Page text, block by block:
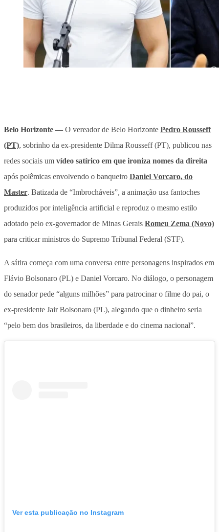
Belo Horizonte — O vereador de Belo Horizonte Pedro Rousseff
(PT), sobrinho da ex-presidente Dilma Rousseff (PT), publicou nas
redes sociais um vídeo satírico em que ironiza nomes da direita
após polêmicas envolvendo o banqueiro Daniel Vorcaro, do
Master. Batizada de “Imbrocháveis”, a animação usa fantoches
produzidos por inteligência artificial e reproduz o mesmo estilo
adotado pelo ex-governador de Minas Gerais Romeu Zema (Novo)
para criticar ministros do Supremo Tribunal Federal (STF).
A sátira começa com uma conversa entre personagens inspirados em
Flávio Bolsonaro (PL) e Daniel Vorcaro. No diálogo, o personagem
do senador pede “alguns milhões” para patrocinar o filme do pai, o
ex-presidente Jair Bolsonaro (PL), alegando que o dinheiro seria
“pelo bem dos brasileiros, da liberdade e do cinema nacional”.
Ver esta publicação no Instagram